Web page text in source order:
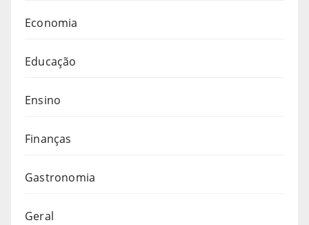
Economia
Educação
Ensino
Finanças
Gastronomia
Geral